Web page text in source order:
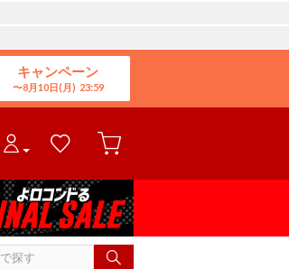
キャンペーン
8月10日(月)